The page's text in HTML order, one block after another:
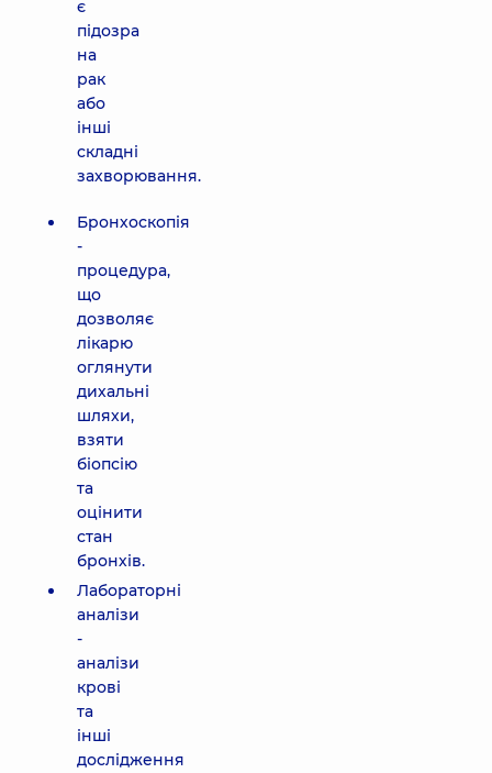
є
підозра
на
рак
або
інші
складні
захворювання.
Бронхоскопія
-
процедура,
що
дозволяє
лікарю
оглянути
дихальні
шляхи,
взяти
біопсію
та
оцінити
стан
бронхів.
Лабораторні
аналізи
-
аналізи
крові
та
інші
дослідження